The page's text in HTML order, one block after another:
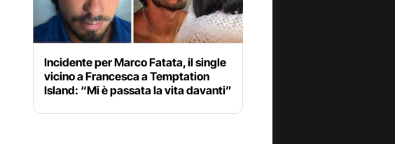
Incidente per Marco Fatata, il single
vicino a Francesca a Temptation
Island: “Mi è passata la vita davanti”